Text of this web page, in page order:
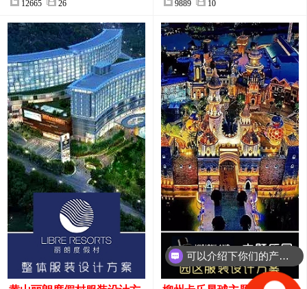
12665 26 9889 10
可以介绍下你们的产品么？